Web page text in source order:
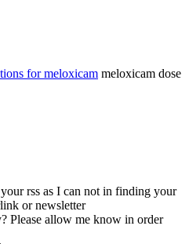
for meloxicam meloxicam dose
rss as I can not in finding your
or newsletter
Please allow me know in order